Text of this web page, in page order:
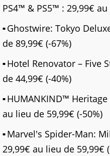
PS4™ & PS5™ : 29,99€
Ghostwire: Tokyo
de 89,99€ (-67%)
Hotel Renovator – Five
de 44,99€ (-40%)
HUMANKIND™ Heritage
au lieu de 59,99€ (-50%)
Marvel's Spider-Man:
29,99€ au lieu de 59,99€